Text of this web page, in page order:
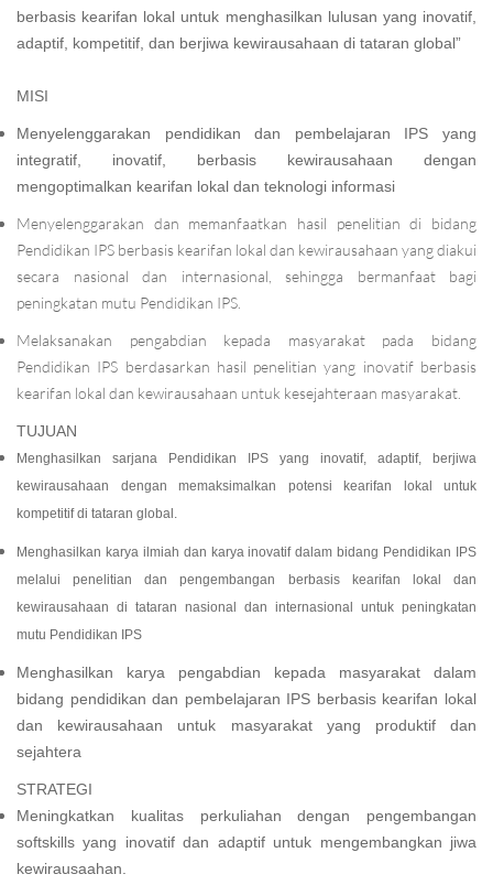
berbasis kearifan lokal untuk menghasilkan lulusan yang inovatif,
adaptif, kompetitif, dan berjiwa kewirausahaan di tataran global”
MISI
Menyelenggarakan pendidikan dan pembelajaran IPS yang
integratif, inovatif, berbasis kewirausahaan dengan
mengoptimalkan kearifan lokal dan teknologi informasi
Menyelenggarakan dan memanfaatkan hasil penelitian di bidang
Pendidikan IPS berbasis kearifan lokal dan kewirausahaan yang diakui
secara nasional dan internasional, sehingga bermanfaat bagi
peningkatan mutu Pendidikan IPS.
Melaksanakan pengabdian kepada masyarakat pada bidang
Pendidikan IPS berdasarkan hasil penelitian yang inovatif berbasis
kearifan lokal dan kewirausahaan untuk kesejahteraan masyarakat.
TUJUAN
Menghasilkan sarjana Pendidikan IPS yang inovatif, adaptif, berjiwa
kewirausahaan dengan memaksimalkan potensi kearifan lokal untuk
kompetitif di tataran global.
Menghasilkan karya ilmiah dan karya inovatif dalam bidang Pendidikan IPS
melalui penelitian dan pengembangan berbasis kearifan lokal dan
kewirausahaan di tataran nasional dan internasional untuk peningkatan
mutu Pendidikan IPS
Menghasilkan karya pengabdian kepada masyarakat dalam
bidang pendidikan dan pembelajaran IPS berbasis kearifan lokal
dan kewirausahaan untuk masyarakat yang produktif dan
sejahtera
STRATEGI
Meningkatkan kualitas perkuliahan dengan pengembangan
softskills yang inovatif dan adaptif untuk mengembangkan jiwa
kewirausaahan.